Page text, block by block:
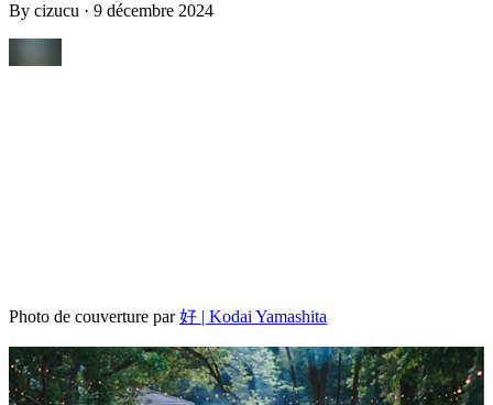
By cizucu · 9 décembre 2024
Photo de couverture par好 | Kodai Yamashita